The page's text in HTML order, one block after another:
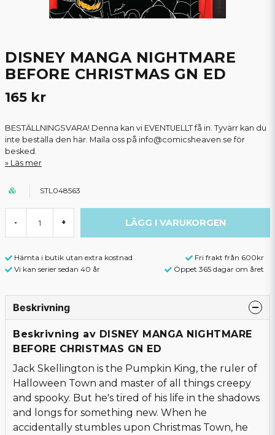
DISNEY MANGA NIGHTMARE
BEFORE CHRISTMAS GN ED
165 kr
BESTÄLLNINGSVARA! Denna kan vi EVENTUELLT få in. Tyvärr kan du
inte beställa den här. Maila oss på info@comicsheaven.se för
besked.
Läs mer
STL048563
- + LÄGG I VARUKORGEN
Hämta i butik utan extra kostnad
Fri frakt från 600kr
Vi kan serier sedan 40 år
Öppet 365 dagar om året
Beskrivning
Beskrivning av DISNEY MANGA NIGHTMARE
BEFORE CHRISTMAS GN ED
Jack Skellington is the Pumpkin King, the ruler of
Halloween Town and master of all things creepy
and spooky. But he's tired of his life in the shadows
and longs for something new. When he
accidentally stumbles upon Christmas Town, he